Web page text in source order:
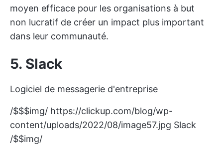
moyen efficace pour les organisations à but
non lucratif de créer un impact plus important
dans leur communauté.
5. Slack
Logiciel de messagerie d'entreprise
/$$$img/ https://clickup.com/blog/wp-
content/uploads/2022/08/image57.jpg Slack
/$$img/